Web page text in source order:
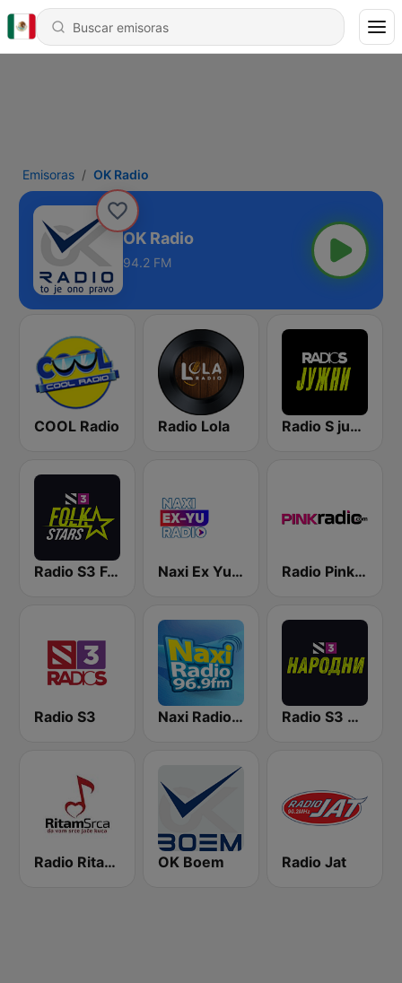
Emisoras OK Radio
OK Radio
94.2 FM
COOL Radio Radio Lola Radio S južni
Radio S3 Folk Stars Naxi Ex Yu Radio Radio Pink 91.3 FM
Radio S3 Naxi Radio 96.9 FM Radio S3 Narodni
Radio Ritam Srca OK Boem Radio Jat